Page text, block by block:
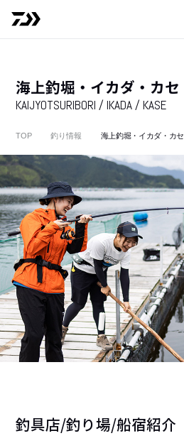
海上釣堀・イカダ・カセ
KAIJYOTSURIBORI / IKADA / KASE
TOP 釣り情報 海上釣堀・イカダ・カセ
釣具店/釣り場/船宿紹介